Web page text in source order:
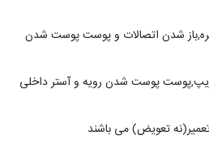
شدن اتصالات و پوست پوست شدن
زیپ,پوست پوست شدن رویه و آستر داخلی
تعویض) می باشند